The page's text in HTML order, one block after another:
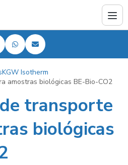
KGW Isotherm
amostras biológicas BE-Bio-CO2
transporte
biológicas